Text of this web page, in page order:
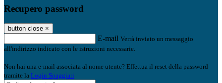
Recupero password
button close ×
E-mail Verrà inviato un messaggio
all'indirizzo indicato con le istruzioni necessarie.
Non hai una e-mail associata al nome utente? Effettua il reset della password
tramite la Login Spaggiari